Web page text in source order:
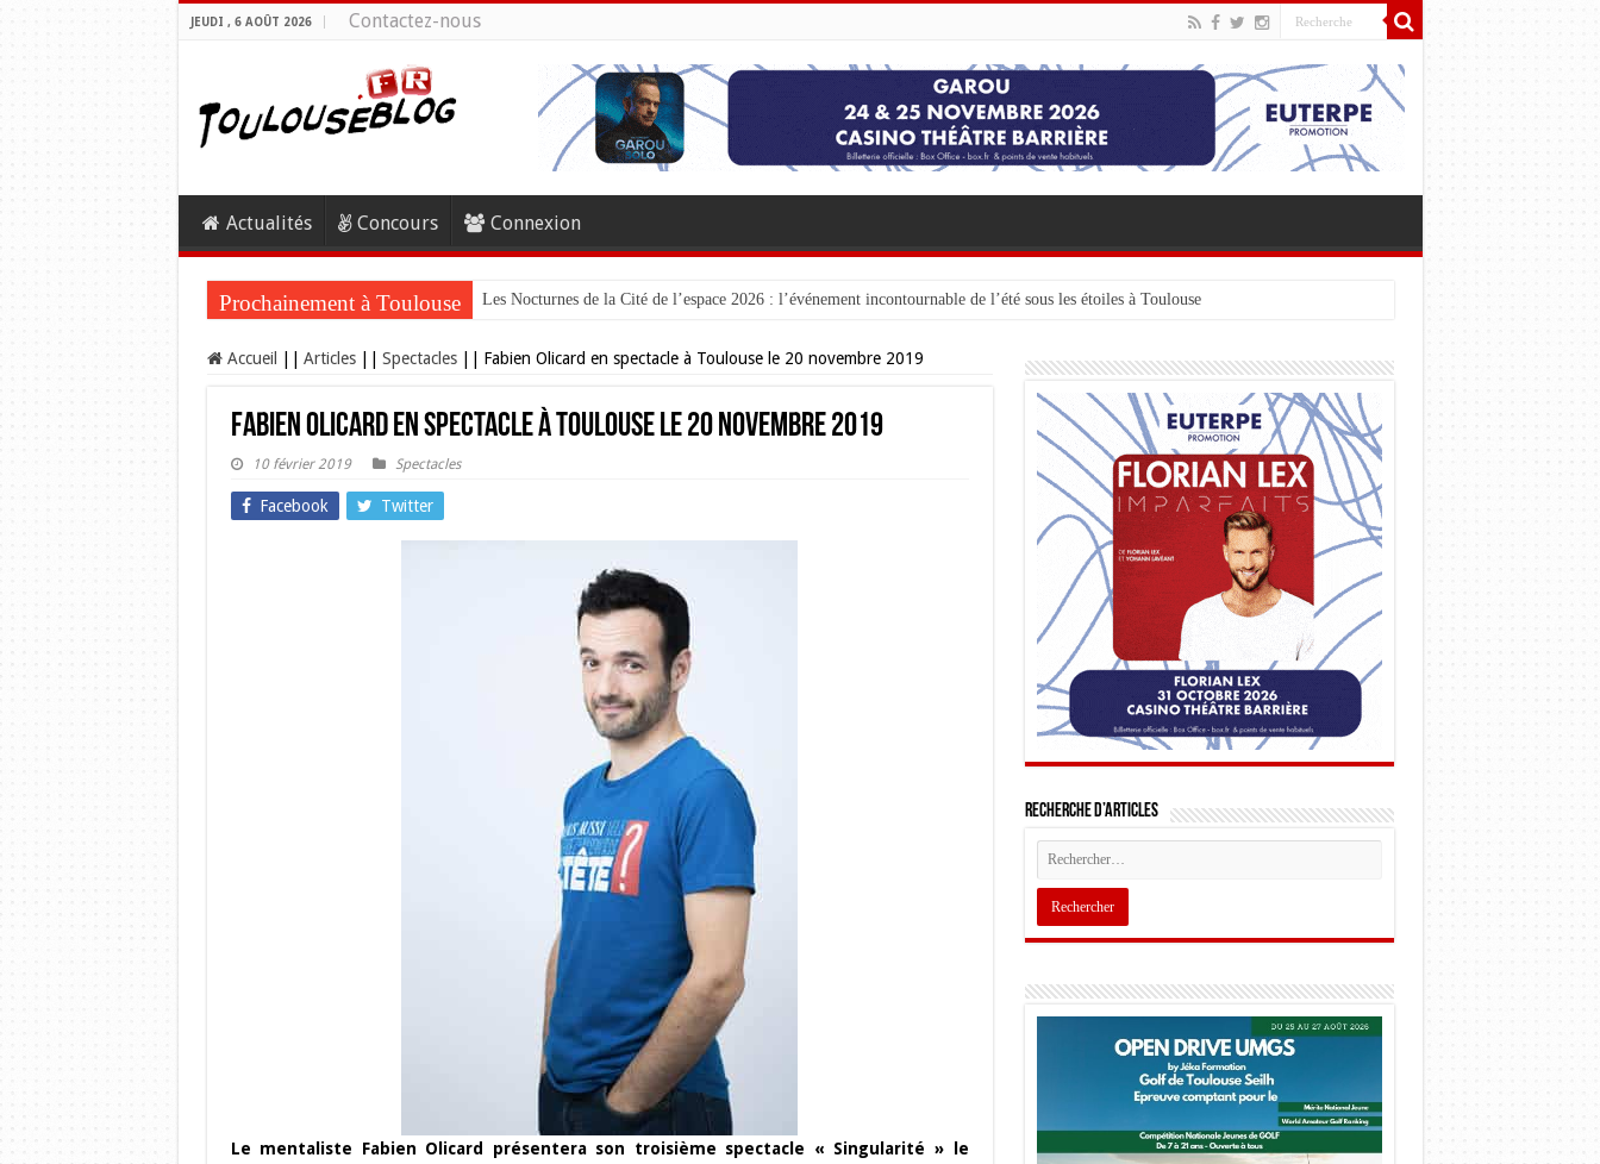
JEUDI , 6 AOÛT 2026 Contactez-nous
Actualités Concours Connexion
Prochainement à Toulouse Les Nocturnes de la Cité de l’espace 2026 : l’événement incontournable de l’été sous les étoiles à Toulouse
Accueil Articles Spectacles Fabien Olicard en spectacle à Toulouse le 20 novembre 2019
Fabien Olicard en spectacle à Toulouse le 20 novembre 2019
10 février 2019 Spectacles
Facebook Twitter
Le mentaliste Fabien Olicard présentera son troisième spectacle « Singularité » le
Recherche d’articles